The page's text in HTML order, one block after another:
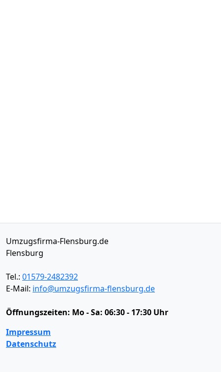
Umzugsfirma-Flensburg.de
Flensburg
Tel.: 01579-2482392
E-Mail: info@umzugsfirma-flensburg.de
Öffnungszeiten: Mo - Sa: 06:30 - 17:30 Uhr
Impressum
Datenschutz